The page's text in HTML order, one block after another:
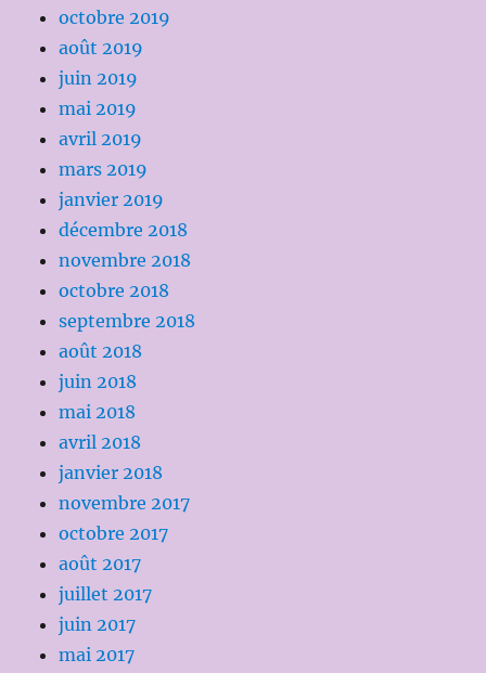
octobre 2019
août 2019
juin 2019
mai 2019
avril 2019
mars 2019
janvier 2019
décembre 2018
novembre 2018
octobre 2018
septembre 2018
août 2018
juin 2018
mai 2018
avril 2018
janvier 2018
novembre 2017
octobre 2017
août 2017
juillet 2017
juin 2017
mai 2017